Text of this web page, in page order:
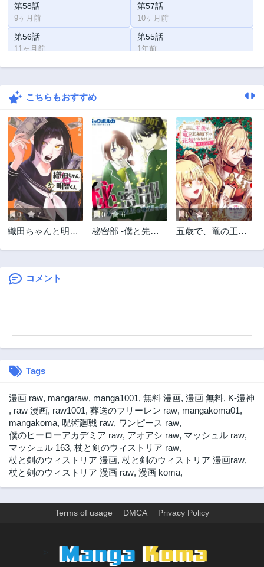
第58話
9ヶ月前
第57話
10ヶ月前
第56話
11ヶ月前
第55話
1年前
第54話 第53話
第52話
第50話
1年前
第49話
1年前
第48話
2年前
第47話
2年前
第46話
2年前
第45.2話
2年前
第45.1話
2年前
第45話
2年前
第44話 第43話
第42話
第36話
第34話
3年前
第33.2話
2年前
第33.1話
2年前
第33話
3年前
第32話
3年前
第31.2話
2年前
3年前
第29話
こちらもおすすめ
0 7
織田ちゃんと明智
0 6
秘密部 -僕と先生
0 8
五歳で、竜の王弟
コメント
Tags
漫画 raw, mangaraw, manga1001, 無料 漫画, 漫画 無料, K-漫神
, raw 漫画, raw1001, 葬送のフリーレン raw, mangakoma01,
mangakoma, 呪術廻戦 raw, ワンピース raw,
僕のヒーローアカデミア raw, アオアシ raw, マッシュル raw,
マッシュル 163, 杖と剣のウィストリア raw,
杖と剣のウィストリア 漫画, 杖と剣のウィストリア 漫画raw,
杖と剣のウィストリア 漫画 raw, 漫画 koma,
Terms of usage DMCA Privacy Policy